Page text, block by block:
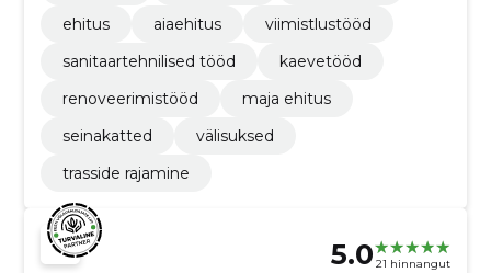
ehitus aiaehitus
viimistlustööd
sanitaartehnilised tööd
kaevetööd
renoveerimistööd
maja ehitus
seinakatted
välisuksed
trasside rajamine
5.0 21 hinnangut